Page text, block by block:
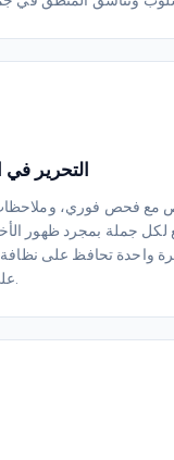
التحرير
مع فحص فوري،
لكل جملة بمجرد ظهور
واحدة تحافظ على نظافة